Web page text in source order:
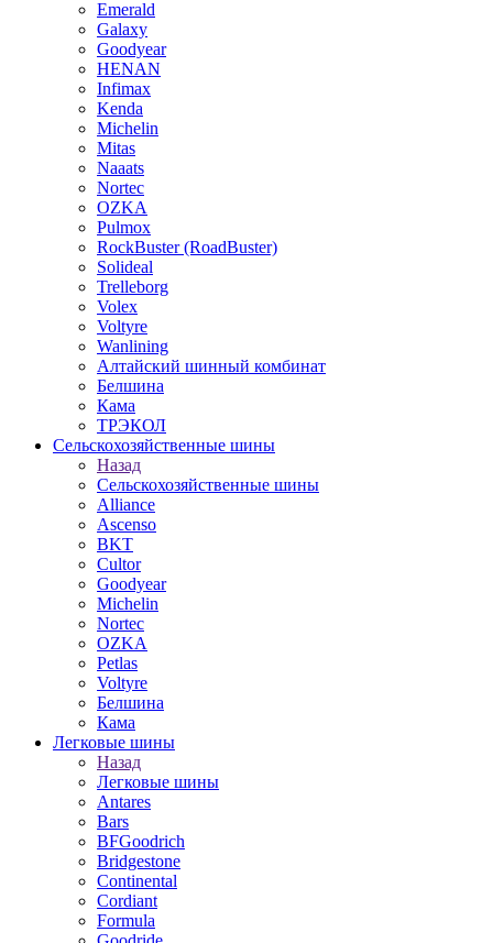
Emerald
Galaxy
Goodyear
HENAN
Infimax
Kenda
Michelin
Mitas
Naaats
Nortec
OZKA
Pulmox
RockBuster (RoadBuster)
Solideal
Trelleborg
Volex
Voltyre
Wanlining
Алтайский шинный комбинат
Белшина
Кама
ТРЭКОЛ
Сельскохозяйственные шины
Назад
Сельскохозяйственные шины
Alliance
Ascenso
BKT
Cultor
Goodyear
Michelin
Nortec
OZKA
Petlas
Voltyre
Белшина
Кама
Легковые шины
Назад
Легковые шины
Antares
Bars
BFGoodrich
Bridgestone
Continental
Cordiant
Formula